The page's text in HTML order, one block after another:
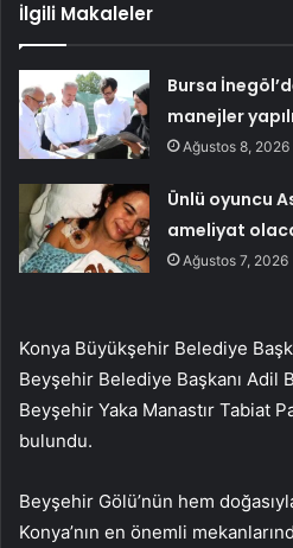
İlgili Makaleler
Bursa
manejler
Ağustos 8, 2026
Ünlü oyuncu
ameliyat
Ağustos 7, 2026
Konya Büyükşehir Belediye
Beyşehir Belediye Başkanı Adil
Beyşehir Yaka Manastır Tabiat
bulundu.
Beyşehir Gölü’nün hem
Konya’nın en önemli